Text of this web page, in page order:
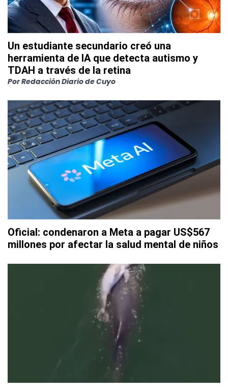
Un estudiante secundario creó una
herramienta de IA que detecta autismo y
TDAH a través de la retina
PorRedacción Diario de Cuyo
Oficial: condenaron a Meta a pagar US$567
millones por afectar la salud mental de niños